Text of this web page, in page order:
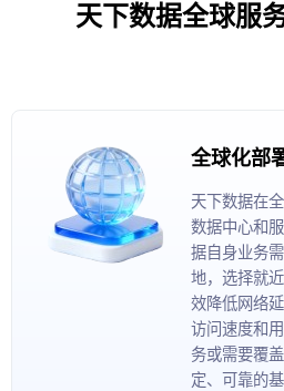
天下数据全球服
全球化部
天下数据在
数据中心和
据自身业务
地，选择就
效降低网络
访问速度和
务或需要覆
定、可靠的